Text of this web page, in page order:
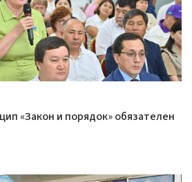
«Закон и порядок» обязателен